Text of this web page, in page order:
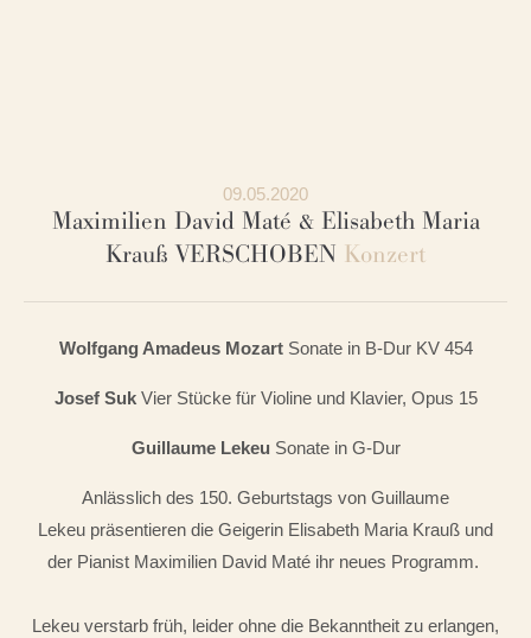
09.05.2020
Maximilien David Maté & Elisabeth Maria
Krauß VERSCHOBEN Konzert
Wolfgang Amadeus Mozart Sonate in B-Dur KV 454
Josef Suk Vier Stücke für Violine und Klavier, Opus 15
Guillaume Lekeu Sonate in G-Dur
Anlässlich des 150. Geburtstags von Guillaume
Lekeu präsentieren die Geigerin Elisabeth Maria Krauß und
der Pianist Maximilien David Maté ihr neues Programm.
Lekeu verstarb früh, leider ohne die Bekanntheit zu erlangen,